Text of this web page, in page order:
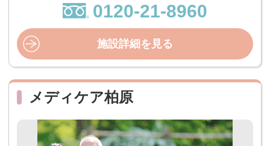
0120-21-8960
施設詳細を見る
メディケア柏原